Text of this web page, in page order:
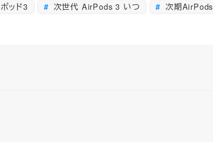
ッド3 次世代 AirPods 3 いつ
次期AirPods